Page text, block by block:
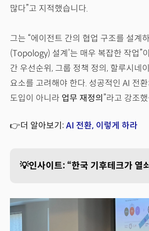
많다”고 지적했습니다.
그는 “에이전트 간의 협업 구조를 설계
(Topology) 설계’는 매우 복잡한 작업”
간 우선순위, 그룹 정책 정의, 할루시네
요소를 고려해야 한다. 성공적인 AI 전
도입이 아니라 업무 재정의 ”라고 강조
👉더 알아보기: AI 전환, 이렇게 하라
💡인사이트: “한국 기후테크가 열